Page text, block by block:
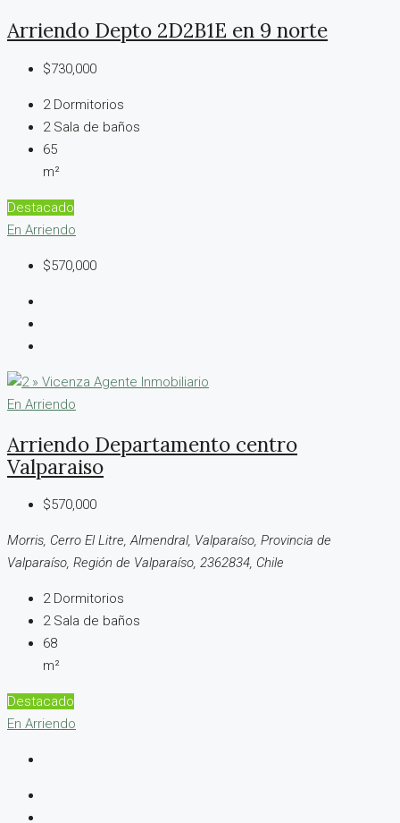
Arriendo Depto 2D2B1E en 9 norte
$730,000
2 Dormitorios
2 Sala de baños
65
m²
Destacado
En Arriendo
$570,000
En Arriendo
Arriendo Departamento centro
Valparaiso
$570,000
Morris, Cerro El Litre, Almendral, Valparaíso, Provincia de
Valparaíso, Región de Valparaíso, 2362834, Chile
2 Dormitorios
2 Sala de baños
68
m²
Destacado
En Arriendo